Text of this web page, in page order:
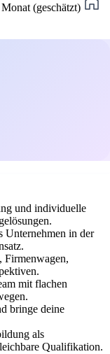
(geschätzt)
und individuelle
Unternehmen in der
Firmenwagen,
mit flachen
bringe deine
als
Qualifikation.